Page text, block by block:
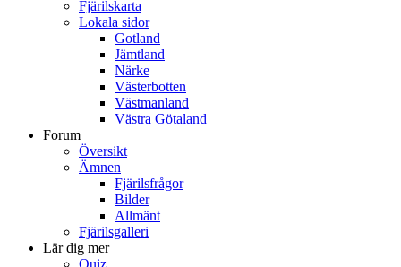
Fjärilskarta
Lokala sidor
Gotland
Jämtland
Närke
Västerbotten
Västmanland
Västra Götaland
Forum
Översikt
Ämnen
Fjärilsfrågor
Bilder
Allmänt
Fjärilsgalleri
Lär dig mer
Quiz